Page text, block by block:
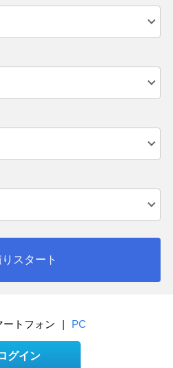
りスタート
ートフォン | PC
グイン